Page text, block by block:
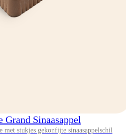
Grand Sinaasappel
met stukjes gekonfijte sinaasappelschil